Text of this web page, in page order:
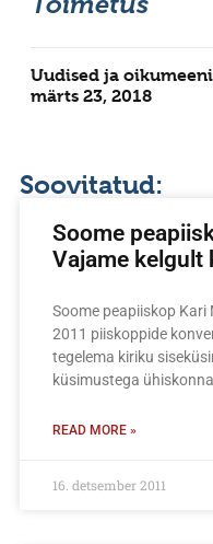
Uudised ja
märts 23, 2018
Soovitatud:
Soome
Vajame kelgult
Soome peapiiskop Kari
2011 piiskoppide
tegelema kiriku
küsimustega
READ MORE »
16. detsember 2011